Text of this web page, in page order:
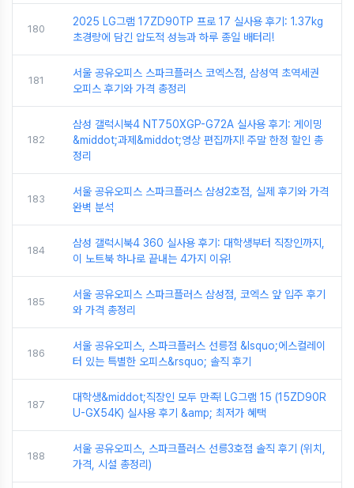
180
2025 LG그램 17ZD90TP 프로 17 실사용 후기: 1.37kg
초경량에 담긴 압도적 성능과 하루 종일 배터리!
181
서울 공유오피스 스파크플러스 코엑스점, 삼성역 초역세권
오피스 후기와 가격 총정리
182
삼성 갤럭시북4 NT750XGP-G72A 실사용 후기: 게이밍
&middot;과제&middot;영상 편집까지! 주말 한정 할인 총
정리
183
서울 공유오피스 스파크플러스 삼성2호점, 실제 후기와 가격
완벽 분석
184
삼성 갤럭시북4 360 실사용 후기: 대학생부터 직장인까지,
이 노트북 하나로 끝내는 4가지 이유!
185
서울 공유오피스 스파크플러스 삼성점, 코엑스 앞 입주 후기
와 가격 총정리
186
서울 공유오피스, 스파크플러스 선릉점 &lsquo;에스컬레이
터 있는 특별한 오피스&rsquo; 솔직 후기
187
대학생&middot;직장인 모두 만족! LG그램 15 (15ZD90R
U-GX54K) 실사용 후기 &amp; 최저가 혜택
188
서울 공유오피스, 스파크플러스 선릉3호점 솔직 후기 (위치,
가격, 시설 총정리)